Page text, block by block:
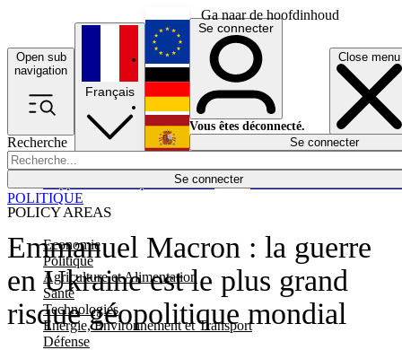
Ga naar de hoofdinhoud
Open sub
navigation
Close menu
Recherche
Se connecter
POLICY AREAS
Economie
Politique
Agriculture et Alimentation
Santé
Technologies
Energie, Environnement et Transport
Défense
Économie
Français
English
Deutsch
Español
Se connecter
Vous êtes déconnecté.
Se connecter
Emmanuel Macron : la guerre
en Ukraine est le plus grand
risque géopolitique mondial
POLITIQUE